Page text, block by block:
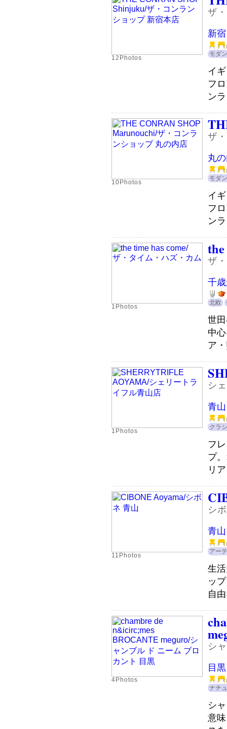
12Photos
ザ
新宿
モダン
イ
フ
ン
10Photos
ザ
丸
モダン
イ
フ
ン
1Photos
ザ
千
北欧
世
中
ア
1Photos
シ
青
クラ
フ
プ
リ
11Photos
シ
青
アー
生
ッ
自
4Photos
シ
目黒
ナチ
シ
意